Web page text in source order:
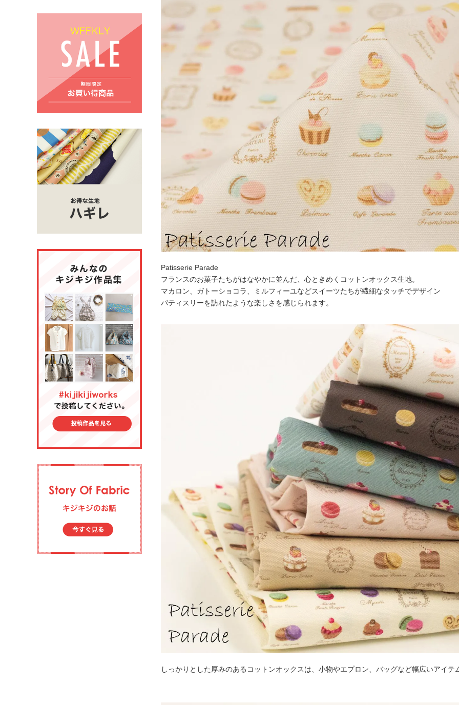
Patisserie Parade
フランスのお菓子たちがはなやかに並んだ、心ときめくコットンオックス生地。
マカロン、ガトーショコラ、ミルフィーユなどスイーツたちが繊細なタッチでデザイン
パティスリーを訪れたような楽しさを感じられます。
しっかりとした厚みのあるコットンオックスは、小物やエプロン、バッグなど幅広いアイテ